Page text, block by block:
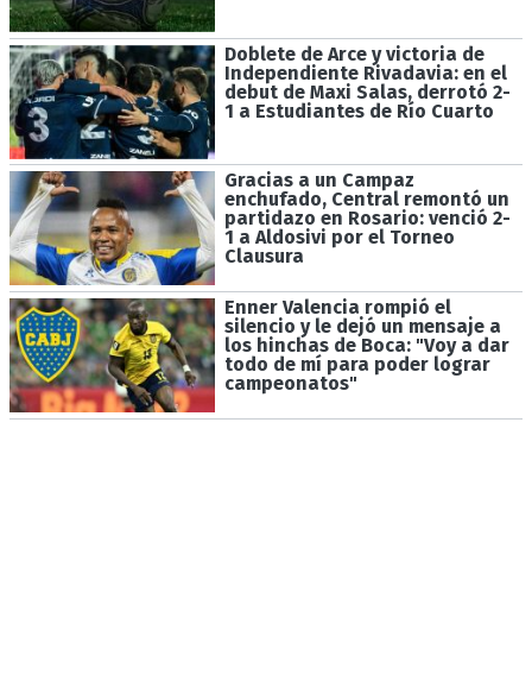
Doblete de Arce y victoria de
Independiente Rivadavia: en el
debut de Maxi Salas, derrotó 2-
1 a Estudiantes de Río Cuarto
Gracias a un Campaz
enchufado, Central remontó un
partidazo en Rosario: venció 2-
1 a Aldosivi por el Torneo
Clausura
Enner Valencia rompió el
silencio y le dejó un mensaje a
los hinchas de Boca: "Voy a dar
todo de mí para poder lograr
campeonatos"